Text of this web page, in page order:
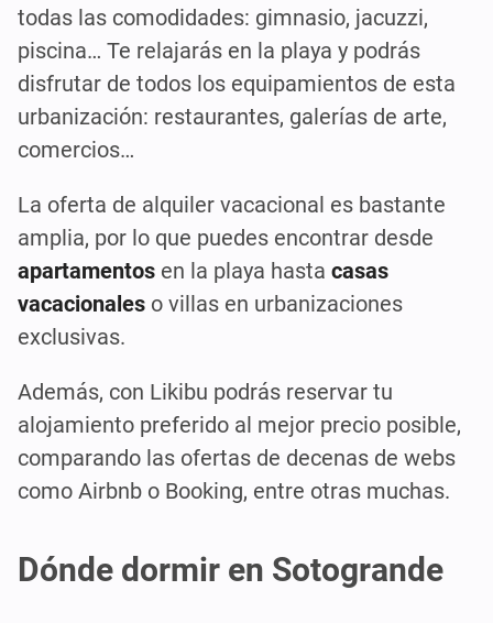
todas las comodidades: gimnasio, jacuzzi,
piscina… Te relajarás en la playa y podrás
disfrutar de todos los equipamientos de esta
urbanización: restaurantes, galerías de arte,
comercios…
La oferta de alquiler vacacional es bastante
amplia, por lo que puedes encontrar desde
apartamentos en la playa hasta casas
vacacionales o villas en urbanizaciones
exclusivas.
Además, con Likibu podrás reservar tu
alojamiento preferido al mejor precio posible,
comparando las ofertas de decenas de webs
como Airbnb o Booking, entre otras muchas.
Dónde dormir en Sotogrande